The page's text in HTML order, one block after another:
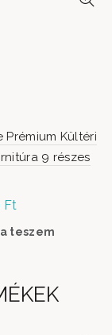
Prémium Kültéri
9 részes
Ft
teszem